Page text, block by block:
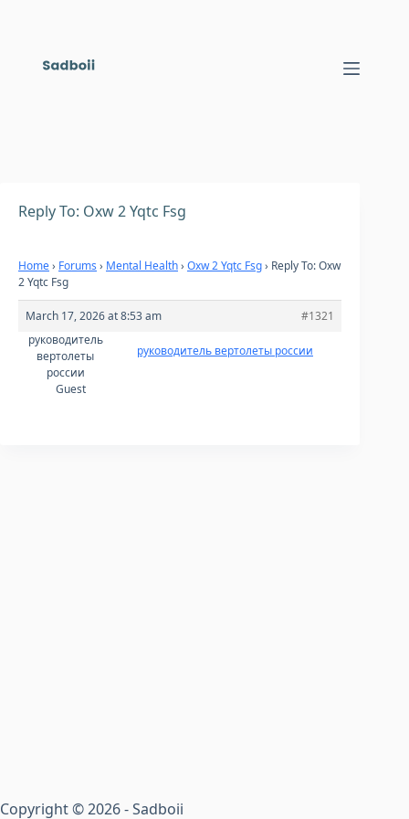
Reply To: Oxw 2 Yqtc Fsg
Home› Forums › Mental Health› Oxw 2 Yqtc Fsg› Reply To: Oxw
2 Yqtc Fsg
March 17, 2026 at 8:53 am
#1321
руководитель
вертолеты
россии
Guest
руководитель вертолеты россии
Copyright © 2026 - Sadboii